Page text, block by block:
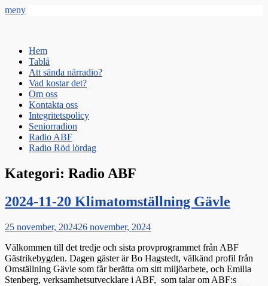
meny
Primär
meny
Hoppa
innehåll
Hem
Tablå
Att sända närradio?
Vad kostar det?
Om oss
Kontakta oss
Integritetspolicy
Seniorradion
Radio ABF
Radio Röd lördag
Kategori: Radio ABF
2024-11-20 Klimatomställning Gävle
Publicerat
25 november, 202426 november, 2024
Välkommen till det tredje och sista provprogrammet från ABF
Gästrikebygden. Dagen gäster är Bo Hagstedt, välkänd profil från
Omställning Gävle som får berätta om sitt miljöarbete, och Emilia
Stenberg, verksamhetsutvecklare i ABF, som talar om ABF:s